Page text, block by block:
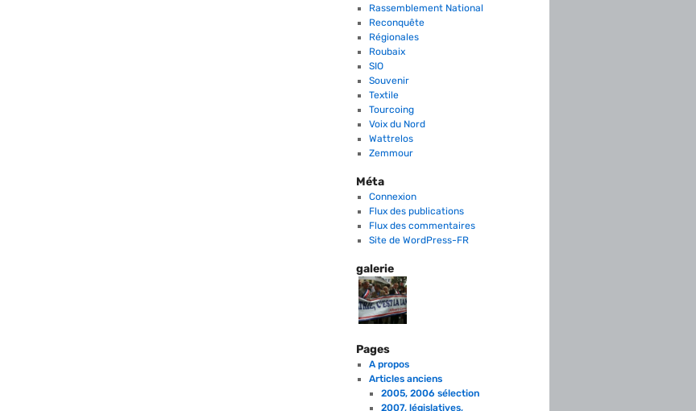
Rassemblement National
Reconquête
Régionales
Roubaix
SIO
Souvenir
Textile
Tourcoing
Voix du Nord
Wattrelos
Zemmour
Méta
Connexion
Flux des publications
Flux des commentaires
Site de WordPress-FR
galerie
Pages
A propos
Articles anciens
2005, 2006 sélection
2007, législatives,